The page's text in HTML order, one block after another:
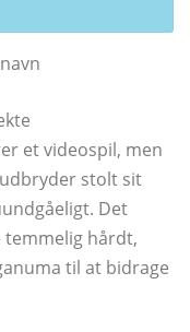
et videospil, men
udbryder stolt sit
Det
hårdt,
til at bidrage